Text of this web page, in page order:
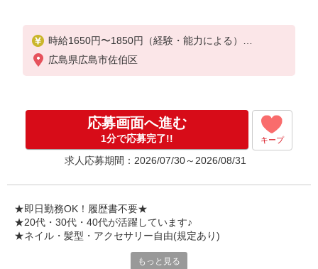
時給1650円〜1850円（経験・能力による）
※残業代支給
★交通費別途支給（規定あり）
入社祝い金10万円支給(規定有)
お友達を紹介頂くと,
インセンティブ支給(規定有)
゜・。○。・゜+゜・。○。・゜+゜
広島県広島市佐伯区
応募画面へ進む
1分で応募完了!! キープ
求人応募期間：2026/07/30～2026/08/31
★即日勤務OK！履歴書不要★
★20代・30代・40代が活躍しています♪
★ネイル・髪型・アクセサリー自由(規定あり)
各キャリアの新機種が特別価格で購入OK！！
もっと見る